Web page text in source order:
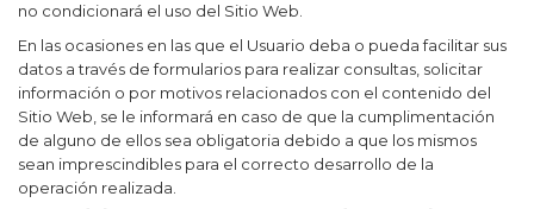
no condicionará el uso del Sitio Web.
En las ocasiones en las que el Usuario deba o pueda facilitar sus
datos a través de formularios para realizar consultas, solicitar
información o por motivos relacionados con el contenido del
Sitio Web, se le informará en caso de que la cumplimentación
de alguno de ellos sea obligatoria debido a que los mismos
sean imprescindibles para el correcto desarrollo de la
operación realizada.